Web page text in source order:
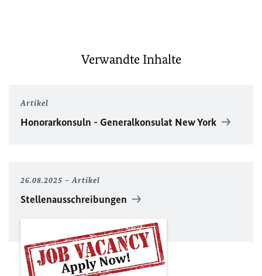
Verwandte Inhalte
Artikel
Honorarkonsuln - Generalkonsulat New York
26.08.2025 Artikel
Stellenausschreibungen